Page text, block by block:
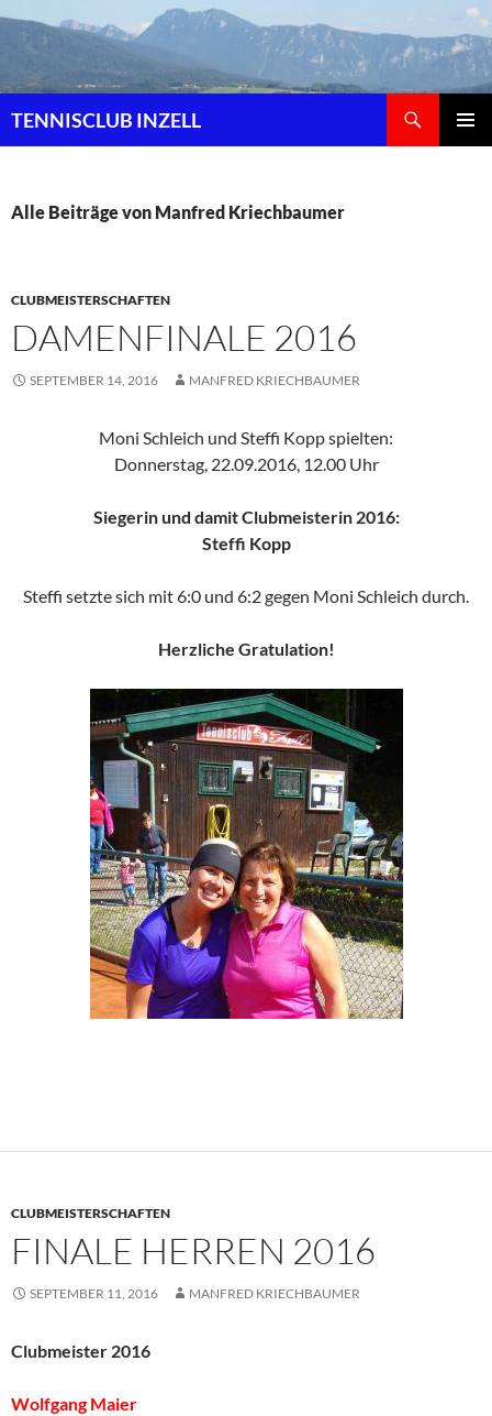
Zum
Inhalt
TENNISCLUB INZELL
Alle Beiträge von Manfred Kriechbaumer
CLUBMEISTERSCHAFTEN
DAMENFINALE 2016
SEPTEMBER 14, 2016 MANFRED KRIECHBAUMER
Moni Schleich und Steffi Kopp spielten:
Donnerstag, 22.09.2016, 12.00 Uhr
Siegerin und damit Clubmeisterin 2016:
Steffi Kopp
Steffi setzte sich mit 6:0 und 6:2 gegen Moni Schleich durch.
Herzliche Gratulation!
CLUBMEISTERSCHAFTEN
FINALE HERREN 2016
SEPTEMBER 11, 2016 MANFRED KRIECHBAUMER
Clubmeister 2016
Wolfgang Maier